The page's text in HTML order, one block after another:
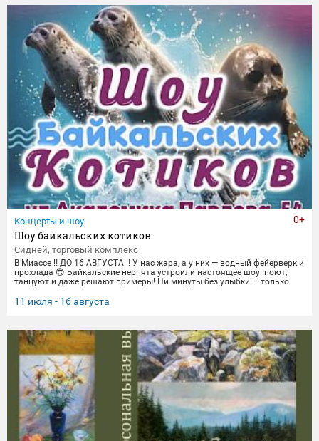
торжественные парады в честь Дня Победы и пронзительные
портреты фронто
Концерты и шоу
Шоу байкальских котиков
Сидней, торговый комплекс
В Миассе ‼️ ДО 16 АВГУСТА ‼️ У нас жара, а у них — водный фейерверк и
прохлада 😎 Байкальские нерпята устроили настоящее шоу: поют,
танцуют и даже решают примеры! Ни минуты без улыбки — только
позитивом вместе с нами! 🌊 График представлений: Со среды по
пятницу 14:00, 16:00,18:30 Суббота и воскресенье
11 июля - 16 августа
0+